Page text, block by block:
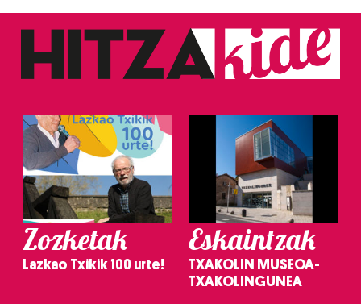
Zozketak
Lazkao Txikik 100 urte!
Eskaintzak
TXAKOLIN MUSEOA-
TXAKOLINGUNEA